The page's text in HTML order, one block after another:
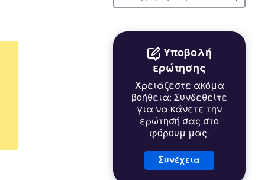
Υποβολή
ερώτησης
Χρειάζεστε ακόμα
βοήθεια; Συνδεθείτε
για να κάνετε την
ερώτησή σας στο
φόρουμ μας.
Συνέχεια